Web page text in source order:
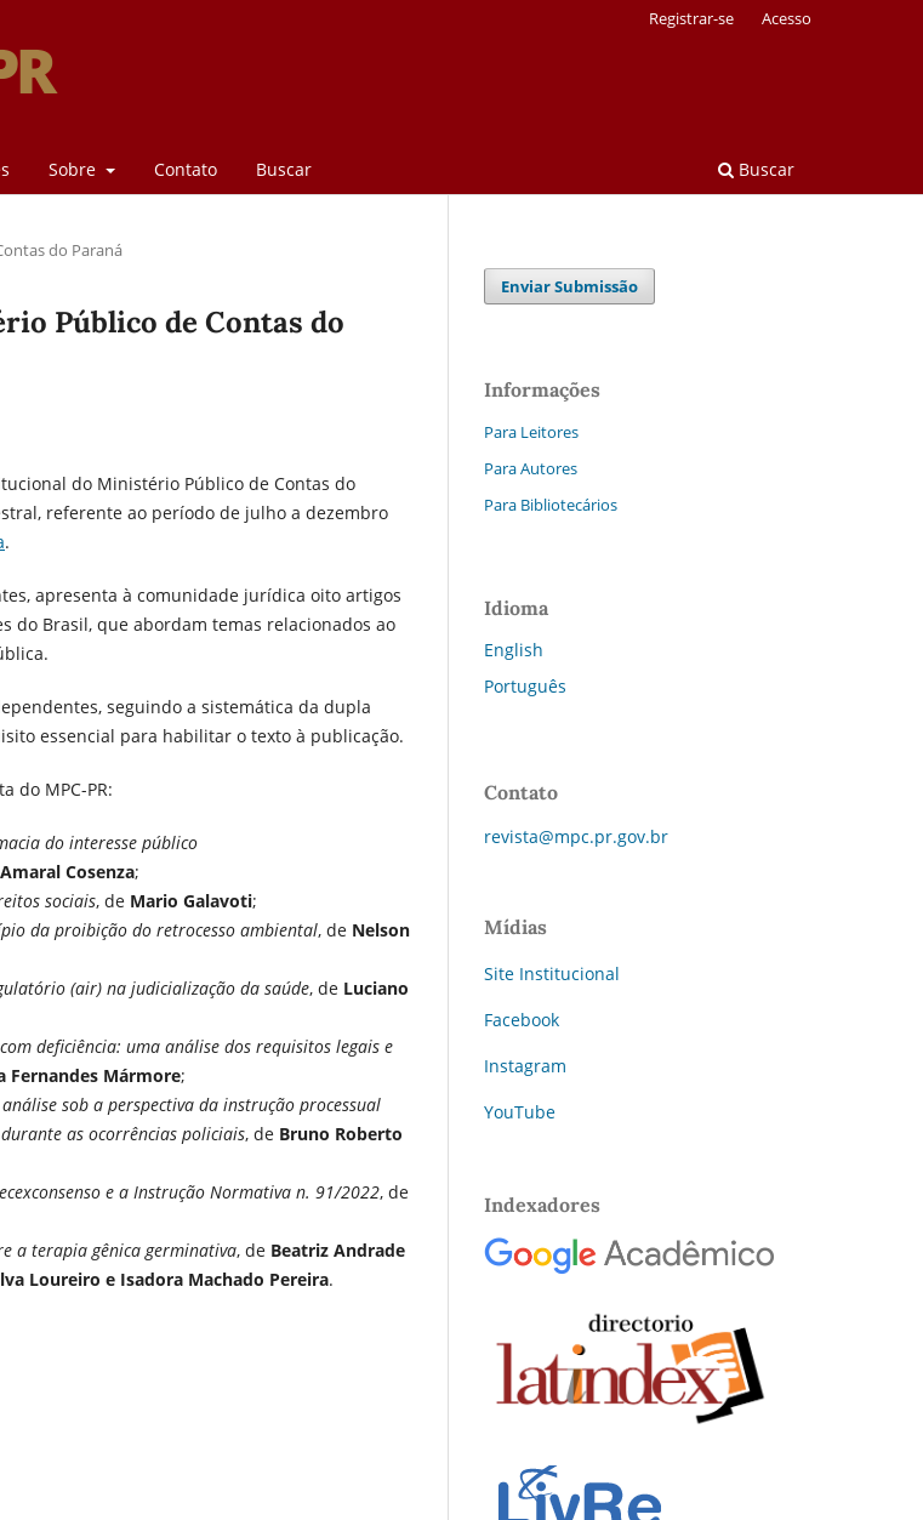
Sobre Contato Buscar Buscar
Registrar-se Acesso
do Paraná
Público de Contas do
do Ministério Público de Contas do
referente ao período de julho a dezembro
.
apresenta à comunidade jurídica oito artigos
do Brasil, que abordam temas relacionados ao
seguindo a sistemática da dupla
essencial para habilitar o texto à publicação.
do MPC-PR:
do interesse público
Cosenza;
sociais, de Mario Galavoti;
da proibição do retrocesso ambiental, de Nelson
(air) na judicialização da saúde, de Luciano
deficiência: uma análise dos requisitos legais e
Fernandes Mármore;
sob a perspectiva da instrução processual
as ocorrências policiais, de Bruno Roberto
e a Instrução Normativa n. 91/2022, de
a terapia gênica germinativa, de Beatriz Andrade
Loureiro e Isadora Machado Pereira.
Enviar Submissão
Informações
Para Leitores
Para Autores
Para Bibliotecários
Idioma
English
Português
Contato
revista@mpc.pr.gov.br
Mídias
Site Institucional
Facebook
Instagram
YouTube
Indexadores